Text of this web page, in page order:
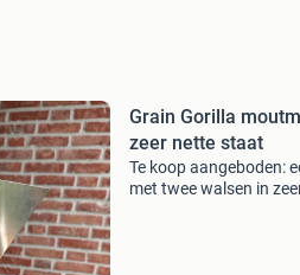
Grain Gorilla
zeer nette staat
Te koop aangeboden:
met twee walsen in